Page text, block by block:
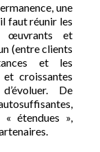
une
faut réunir les
œuvrants et
(entre clients
et les
croissantes
De
« étendues »,